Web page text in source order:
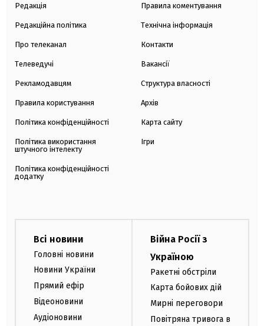
Редакція
Редакційна політика
Про телеканал
Телеведучі
Рекламодавцям
Правила користування
Політика конфіденційності
Політика використання
штучного інтелекту
Політика конфіденційності
додатку
Правила коментування
Технічна інформація
Контакти
Вакансії
Структура власності
Архів
Карта сайту
Ігри
Всі новини
Головні новини
Новини України
Прямий ефір
Відеоновини
Аудіоновини
Війна Росії з
Україною
Ракетні обстріли
Карта бойових дій
Мирні переговори
Повітряна тривога в